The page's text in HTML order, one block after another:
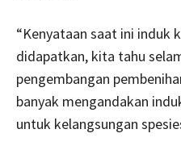
“Kenyataan saat ini induk
didapatkan, kita tahu
pengembangan
banyak mengandakan
untuk kelangsungan